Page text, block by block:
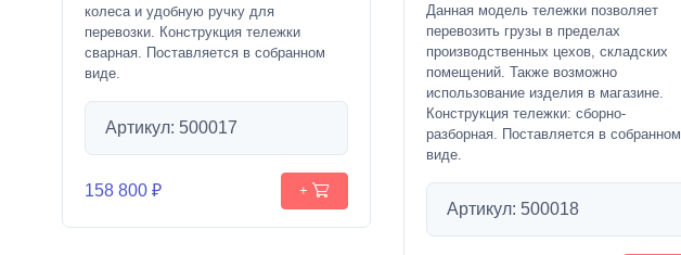
колеса и удобную ручку для
перевозки. Конструкция тележки
сварная. Поставляется в собранном
виде.
Артикул: 500017
158 800 ₽ +
Данная модель тележки позволяет
перевозить грузы в пределах
производственных цехов, складских
помещений. Также возможно
использование изделия в магазине.
Конструкция тележки: сборно-
разборная. Поставляется в собранном
виде.
Артикул: 500018